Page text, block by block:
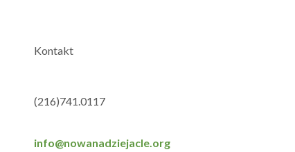
Kontakt
(216)741.0117
info@nowanadziejacle.org